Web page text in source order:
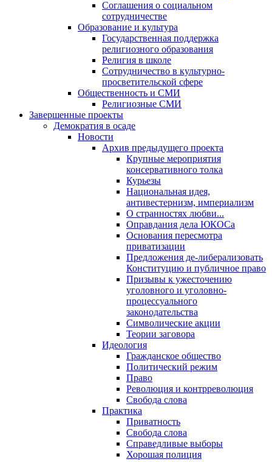
Соглашения о социальном
сотрудничестве
Образование и культура
Государственная поддержка
религиозного образования
Религия в школе
Сотрудничество в культурно-
просветительской сфере
Общественность и СМИ
Религиозные СМИ
Завершенные проекты
Демократия в осаде
Новости
Архив предыдущего проекта
Крупные мероприятия
консервативного толка
Курьезы
Национальная идея,
антивестернизм, империализм
О странностях любви...
Оправдания дела ЮКОСа
Основания пересмотра
приватизации
Предложения де-либерализовать
Конституцию и публичное право
Призывы к ужесточению
уголовного и уголовно-
процессуального
законодательства
Символические акции
Теории заговора
Идеология
Гражданское общество
Политический режим
Право
Революция и контрреволюция
Свобода слова
Практика
Приватность
Свобода слова
Справедливые выборы
Хорошая полиция